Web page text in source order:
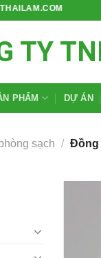
TY
PHẨM DỰ ÁN
sạch / Đồng